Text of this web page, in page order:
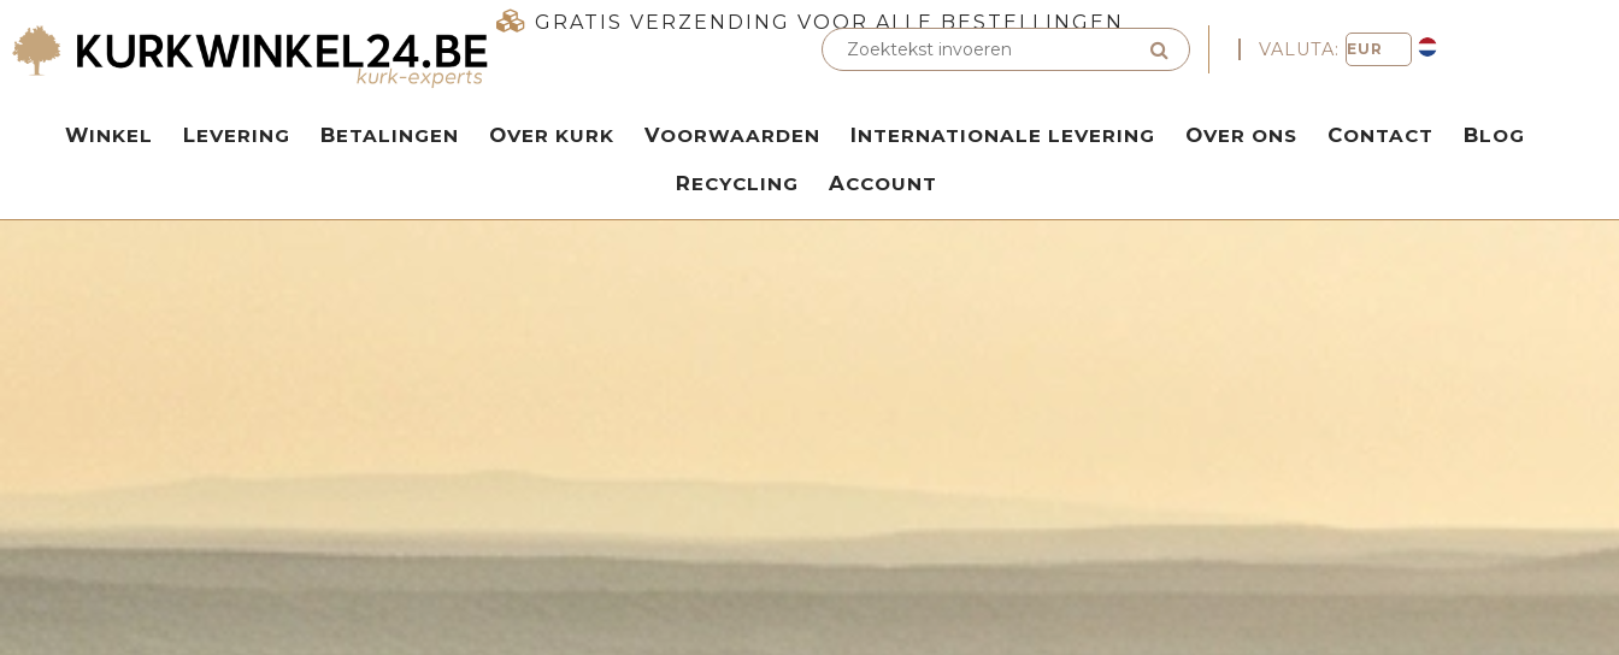
GRATIS VERZENDING VOOR ALLE BESTELLINGEN
VALUTA:
WINKEL LEVERING BETALINGEN OVER KURK VOORWAARDEN INTERNATIONALE LEVERING OVER ONS CONTACT BLOG
RECYCLING ACCOUNT